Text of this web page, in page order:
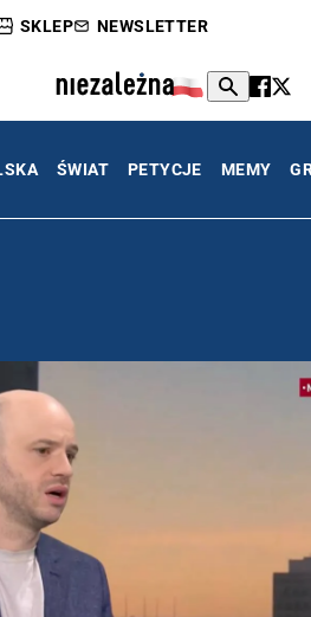
SKLEP NEWSLETTER
ŚWIAT PETYCJE MEMY